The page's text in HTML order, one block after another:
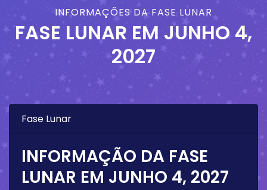
INFORMAÇÕES DA FASE LUNAR
FASE LUNAR EM JUNHO 4,
2027
Fase Lunar
INFORMAÇÃO DA FASE
LUNAR EM JUNHO 4, 2027